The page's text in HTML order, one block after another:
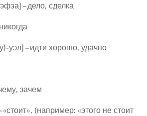
– дело, сделка
уэл] – идти хорошо, удачно
зачем
(например: «этого не стоит